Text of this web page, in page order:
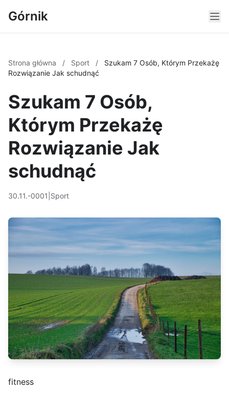
Górnik
Strona główna / Sport /
Szukam 7 Osób, Którym Przekażę
Rozwiązanie Jak schudnąć
Szukam 7 Osób,
Którym Przekażę
Rozwiązanie Jak
schudnąć
30.11.-0001 Sport
fitness